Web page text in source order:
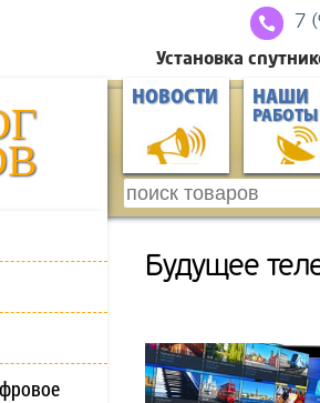
7
Установка
НОВОСТИ НАШИ
РАБОТЫ
Будущее